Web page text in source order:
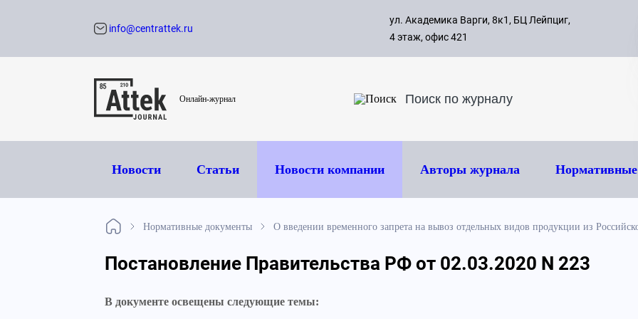
с 09:00
8 495
info@centrattek.ru
ул. Академика Варги, 8к1, БЦ Лейпциг,
4 этаж, офис 421
Онлайн-журнал
Новости Статьи Новости компании Авторы журнала
Нормативные документы О введении временного запрета на вывоз отдельных видов продукции из
Постановление Правительства РФ от 02.03.2020 N 223
В документе освещены следующие темы: